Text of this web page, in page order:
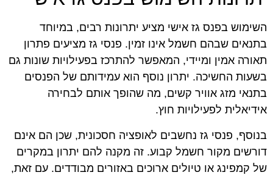
השימוש בפנס גז אישי מציע יתרונות רבים, במיוחד
בתנאים שבהם חשמל אינו זמין. פנסי גז מציעים פתרון
תאורה אמין ומיידי, המאפשר להתרכז בפעילויות שונות גם
בשעות החשיכה. יתרון נוסף הוא עמידותם של הפנסים
בתנאי מזג אוויר קשים, מה שהופך אותם לבחירה
אידיאלית לפעילויות חוץ.
בנוסף, פנסי גז נחשבים לאופציה חסכונית, שכן הם אינם
דורשים מקור חשמל קבוע. זה מקנה להם יתרון במקרים
של קמפינג או טיולים ארוכים באזורים מבודדים. עם זאת,